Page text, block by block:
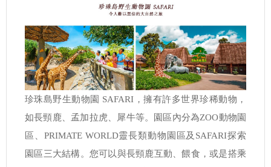
珍珠島野生動物園 SAFARI，擁有許多世界珍稀動物，
如長頸鹿、孟加拉虎、犀牛等。園區內分為ZOO動物園
區、PRIMATE WORLD靈長類動物園區及SAFARI探索
園區三大結構。您可以與長頸鹿互動、餵食，或是搭乘